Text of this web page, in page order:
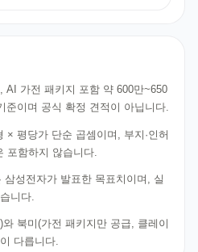
AI 가전 패키지 포함 약 600만~650
준이며 공식 확정 견적이 아닙니다.
× 평당가 단순 곱셈이며, 부지·인허
포함하지 않습니다.
삼성전자가 발표한 목표치이며, 실
니다.
북미(가전 패키지만 공급, 클레이
다릅니다.